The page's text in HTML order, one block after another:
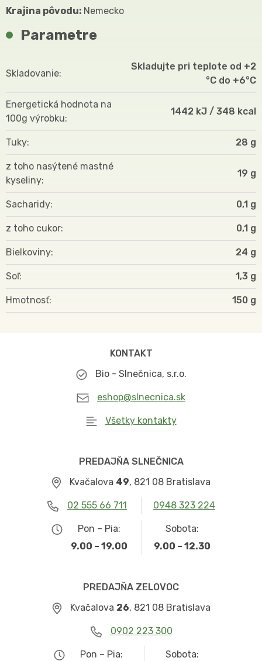
Krajina pôvodu: Nemecko
Parametre
Skladovanie
Skladujte pri teplote od +2
°C do +6°C
Energetická hodnota na
100g výrobku
1442 kJ / 348 kcal
Tuky 28 g
z toho nasýtené mastné
kyseliny
19 g
Sacharidy 0,1 g
z toho cukor 0,1 g
Bielkoviny 24 g
Soľ 1,3 g
Hmotnosť 150
KONTAKT
Bio - Slnečnica, s.r.o.
eshop@slnecnica.sk
Všetky kontakty
PREDAJŇA SLNEČNICA
Kvačalova 49, 821 08 Bratislava
02 555 66 711 0948 323 224
Pon – Pia:
9.00 – 19.00
Sobota:
9.00 – 12.30
PREDAJŇA ZELOVOC
Kvačalova 26, 821 08 Bratislava
0902 223 300
Pon – Pia: Sobota: